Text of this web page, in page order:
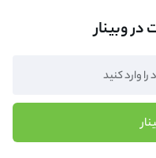
وبینار